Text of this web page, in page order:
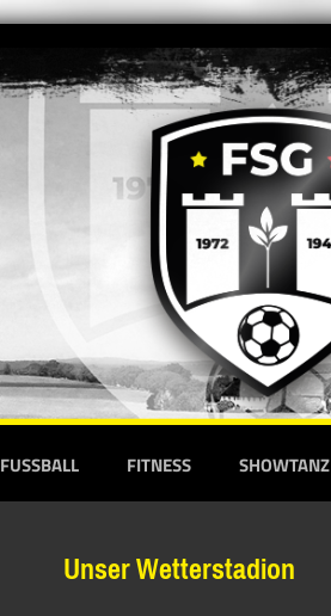
FUSSBALL FITNESS SHOWTANZ
Unser Wetterstadion